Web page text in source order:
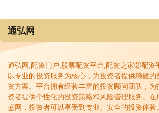
通弘网
通弘网,配资门户,股票配资平台,配资之家②配资
以专业的投资服务为核心，为投资者提供稳健的
资方案。平台拥有经验丰富的投资顾问团队，为
资者提供个性化的投资策略和风险管理服务。在
盛网，投资者可以享受到专业、安全的投资体验。